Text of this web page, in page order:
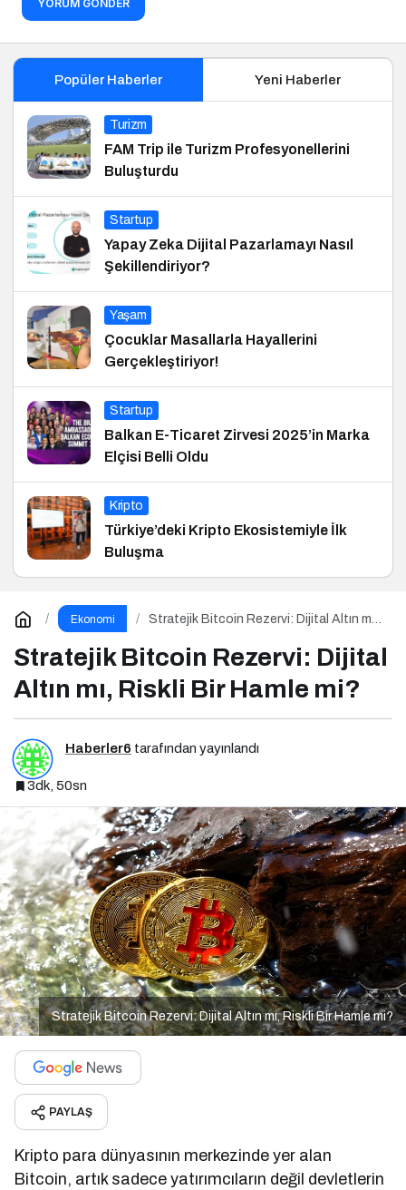
YORUM GÖNDER
Popüler Haberler Yeni Haberler
Turizm
FAM Trip ile Turizm Profesyonellerini
Buluşturdu
Startup
Yapay Zeka Dijital Pazarlamayı Nasıl
Şekillendiriyor?
Yaşam
Çocuklar Masallarla Hayallerini
Gerçekleştiriyor!
Startup
Balkan E-Ticaret Zirvesi 2025’in Marka
Elçisi Belli Oldu
Kripto
Türkiye’deki Kripto Ekosistemiyle İlk
Buluşma
Ekonomi
Stratejik Bitcoin Rezervi: Dijital Altın mı,
Stratejik Bitcoin Rezervi: Dijital
Altın mı, Riskli Bir Hamle mi?
Haberler6 tarafından yayınlandı
3dk, 50sn
Stratejik Bitcoin Rezervi: Dijital Altın mı, Riskli Bir Hamle mi?
PAYLAŞ
Kripto para dünyasının merkezinde yer alan
Bitcoin, artık sadece yatırımcıların değil devletlerin